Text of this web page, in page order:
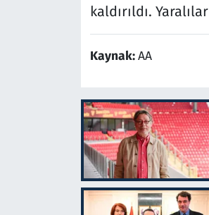
kaldırıldı.
Kaynak:AA